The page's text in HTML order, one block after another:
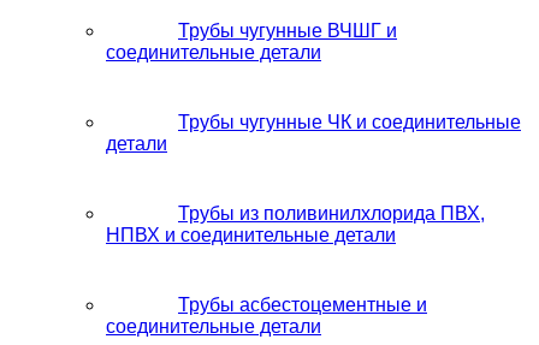
Трубы чугунные ВЧШГ и
соединительные детали
Трубы чугунные ЧК и соединительные
детали
Трубы из поливинилхлорида ПВХ,
НПВХ и соединительные детали
Трубы асбестоцементные и
соединительные детали